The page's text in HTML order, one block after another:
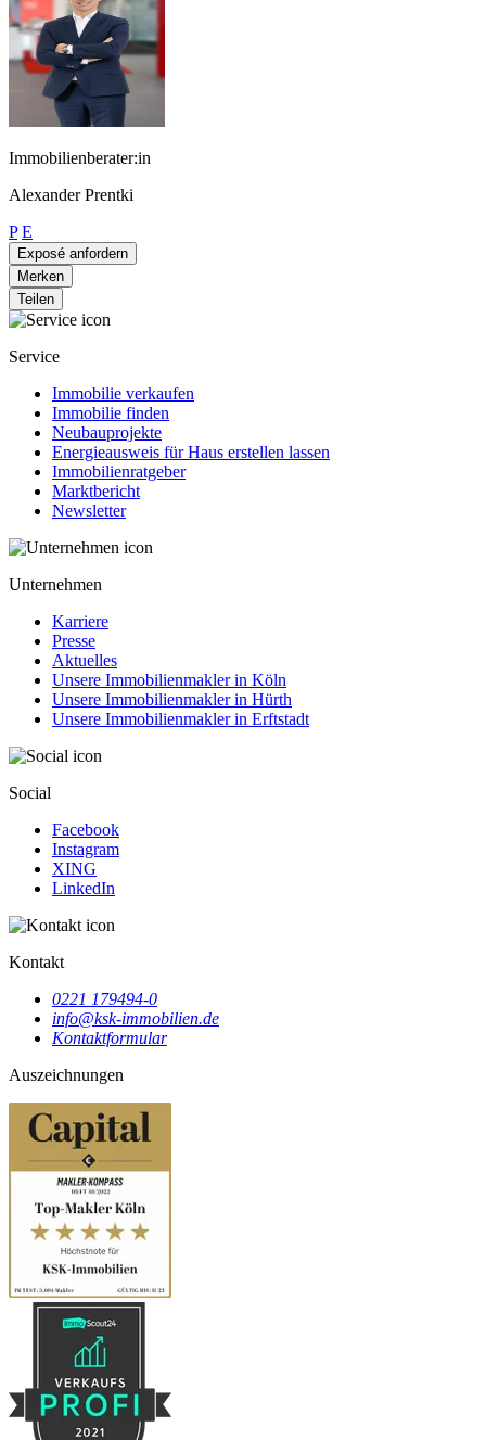
Immobilienberater:in
Alexander Prentki
P E
Exposé anfordern
Merken
Teilen
Service
Immobilie verkaufen
Immobilie finden
Neubauprojekte
Energieausweis für Haus erstellen lassen
Immobilienratgeber
Marktbericht
Newsletter
Unternehmen
Karriere
Presse
Aktuelles
Unsere Immobilienmakler in Köln
Unsere Immobilienmakler in Hürth
Unsere Immobilienmakler in Erftstadt
Social
Facebook
Instagram
XING
LinkedIn
Kontakt
0221 179494-0
info@ksk-immobilien.de
Kontaktformular
Auszeichnungen